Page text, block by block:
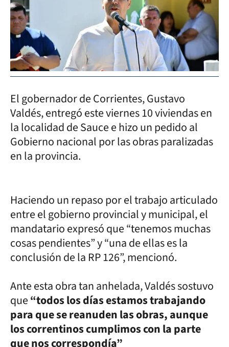
El gobernador de Corrientes, Gustavo
Valdés, entregó este viernes 10 viviendas en
la localidad de Sauce e hizo un pedido al
Gobierno nacional por las obras paralizadas
en la provincia.
Haciendo un repaso por el trabajo articulado
entre el gobierno provincial y municipal, el
mandatario expresó que “tenemos muchas
cosas pendientes” y “una de ellas es la
conclusión de la RP 126”, mencionó.
Ante esta obra tan anhelada, Valdés sostuvo
que“todos los días estamos trabajando
para que se reanuden las obras, aunque
los correntinos cumplimos con la parte
que nos correspondía”